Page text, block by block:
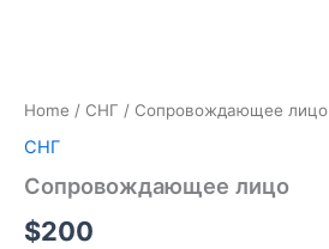
Home / СНГ / Сопровождающее лицо
СНГ
Сопровождающее лицо
$200